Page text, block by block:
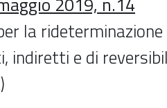
la
indiretti e di